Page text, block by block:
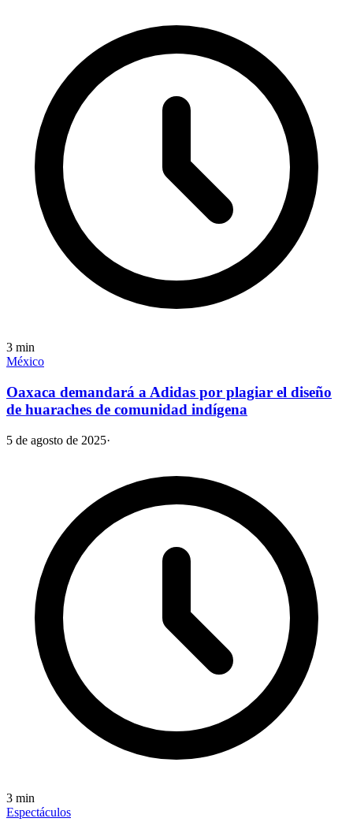
3 min
México
Oaxaca demandará a Adidas por plagiar el diseño
de huaraches de comunidad indígena
5 de agosto de 2025·
3 min
Espectáculos